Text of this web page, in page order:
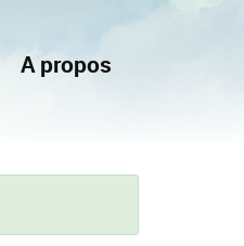
A propos